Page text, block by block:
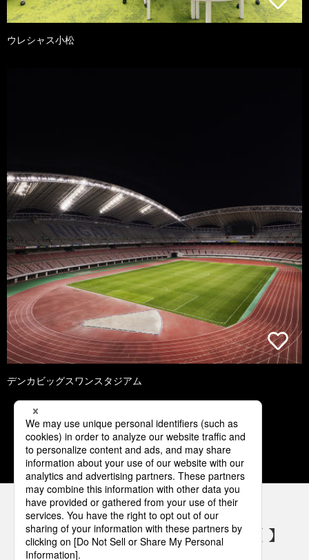
ウレシャス小松
デンカビッグスワンスタジアム
1 2 3 4 5
パナソニックの電気設備 SNSアカウント